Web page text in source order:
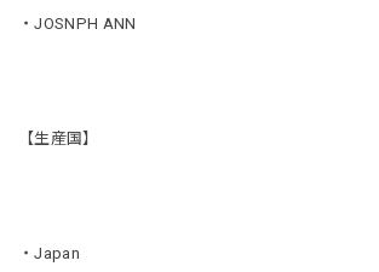
・JOSNPH ANN
【生産国】
・Japan